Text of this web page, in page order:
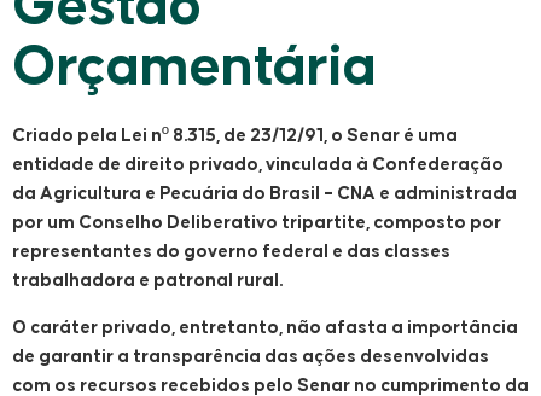
Orçamentária
Criado pela Lei nº 8.315, de 23/12/91, o Senar é uma
entidade de direito privado, vinculada à Confederação
da Agricultura e Pecuária do Brasil – CNA e administrada
por um Conselho Deliberativo tripartite, composto por
representantes do governo federal e das classes
trabalhadora e patronal rural.
O caráter privado, entretanto, não afasta a importância
de garantir a transparência das ações desenvolvidas
com os recursos recebidos pelo Senar no cumprimento da